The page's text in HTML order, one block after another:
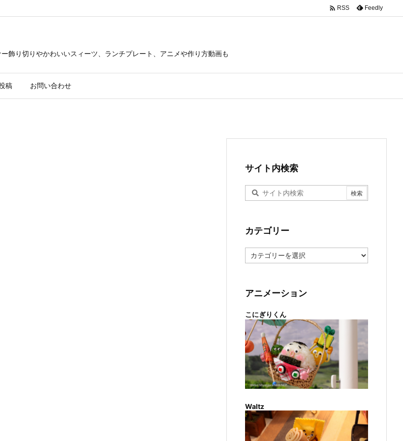
飾り切りやかわいいスィーツ、ランチプレート、アニメや作り方動画も
稿 お問い合わせ
 RSS Feedly
サイト内検索
カテゴリー
テ
ー
アニメーション
こにぎりくん
Waltz